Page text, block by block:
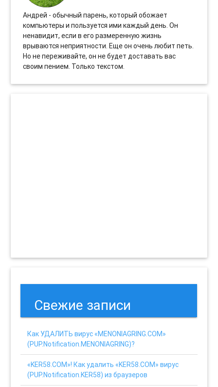
Андрей - обычный парень, который обожает
компьютеры и пользуется ими каждый день. Он
ненавидит, если в его размеренную жизнь
врываются неприятности. Еще он очень любит петь.
Но не переживайте, он не будет доставать вас
своим пением. Только текстом.
Свежие записи
Как УДАЛИТЬ вирус «MENONIAGRING.COM»
(PUP.Notification.MENONIAGRING)?
«KER58.COM»! Как удалить «KER58.COM» вирус
(PUP.Notification.KER58) из браузеров